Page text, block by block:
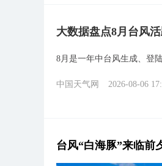
大数据盘点8月台风
8月是一年中台风生成、登
中国天气网 2026-08-06
台风“白海豚”来临前